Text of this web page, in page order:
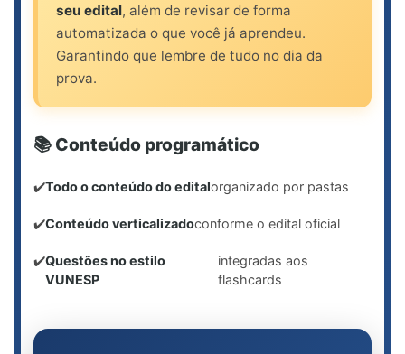
seu edital, além de revisar de forma
automatizada o que você já aprendeu.
Garantindo que lembre de tudo no dia da
prova.
📚 Conteúdo programático
✔️Todo o conteúdo do editalorganizado por pastas
✔️Conteúdo verticalizadoconforme o edital oficial
✔️Questões no estilo
VUNESP
integradas aos
flashcards